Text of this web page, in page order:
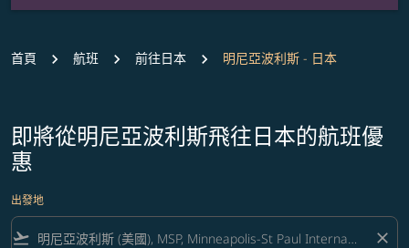
首頁 航班 前往日本 明尼亞波利斯 - 日本
即將從明尼亞波利斯飛往日本的航班優
惠
出發地
flight_takeoff close